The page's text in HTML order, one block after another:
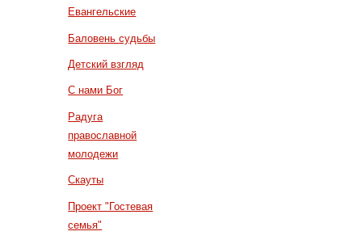
Евангельские
Баловень судьбы
Детский взгляд
С нами Бог
Радуга
православной
молодежи
Скауты
Проект "Гостевая
семья"